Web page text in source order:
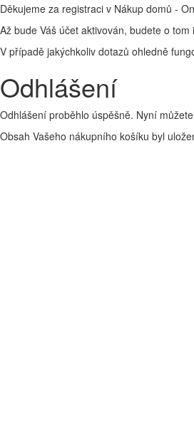
Děkujeme za registraci v Nákup domů -
Až bude Váš účet aktivován, budete o
V případě jakýchkoliv dotazů ohledně
Odhlášení
Odhlášení proběhlo úspěšně. Nyní
Obsah Vašeho nákupního košíku byl